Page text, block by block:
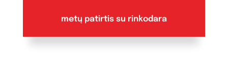
metų patirtis su rinkodara